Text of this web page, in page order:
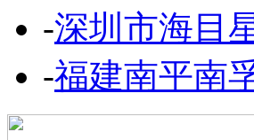
-深圳市海目
-福建南平南